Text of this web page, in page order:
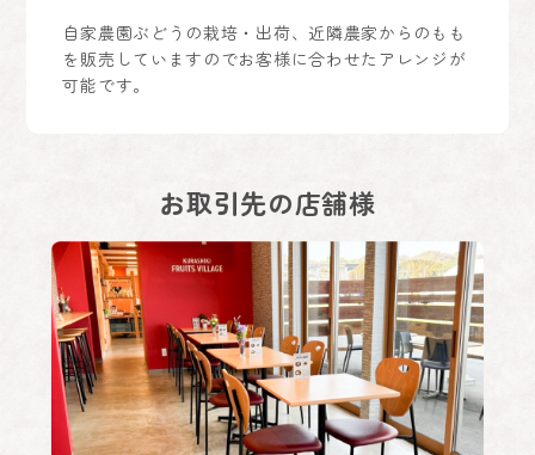
自家農園ぶどうの栽培・出荷、近隣農家からのもも
を販売していますのでお客様に合わせたアレンジが
可能です。
お取引先の店舗様